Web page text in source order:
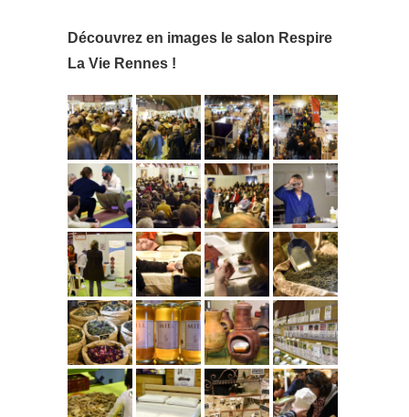
Découvrez en images le salon Respire
La Vie Rennes !